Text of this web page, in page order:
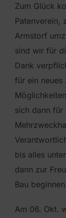
Zum Glück
Patenverein,
Armstorf
sind wir für
Dank
für ein neues
sich dann für
bis alles
dann zur
Bau beginnen.
Am 06. Okt.